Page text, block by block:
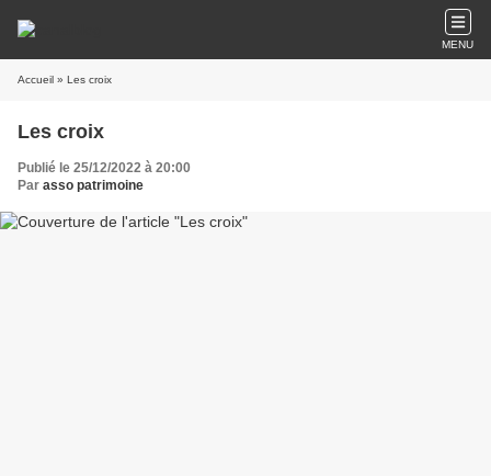
MENU
Accueil » Les croix
Les croix
Publié le 25/12/2022 à 20:00
Par asso patrimoine